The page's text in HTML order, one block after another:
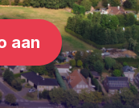
aan